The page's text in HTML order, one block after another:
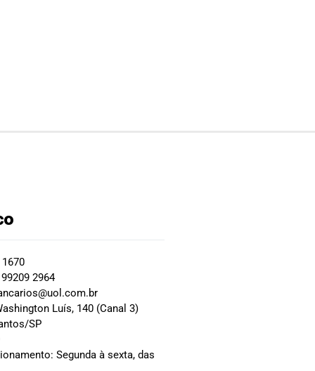
2964
Luís, 140 (Canal 3)
SP
Segunda à sexta, das